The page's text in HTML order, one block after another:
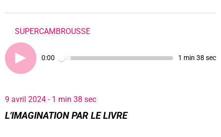
SUPERCAMBROUSSE
0:00 1 min 38 sec
9 avril 2024 - 1 min 38 sec
L'IMAGINATION PAR LE LIVRE